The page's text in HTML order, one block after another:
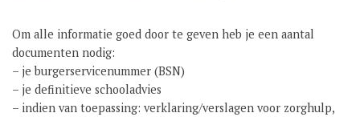
Om alle informatie goed door te geven heb je een aantal
documenten nodig:
– je burgerservicenummer (BSN)
– je definitieve schooladvies
– indien van toepassing: verklaring/verslagen voor zorghulp,